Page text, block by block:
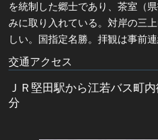
を統制した郷士であり、茶室（
みに取り入れている。対岸の三
しい。国指定名勝。拝観は事前
交通アクセス
ＪＲ堅田駅から江若バス町
分